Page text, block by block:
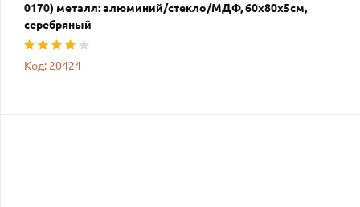
0170) металл: алюминий/стекло/МДФ, 60х80х5см,
серебряный
Код: 20424